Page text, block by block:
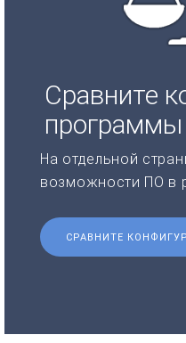
Сравните
программы
На отдельной
возможности ПО в
СРАВНИТЕ